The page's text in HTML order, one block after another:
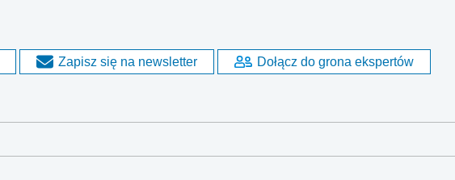
Zapisz się na newsletter Dołącz do grona ekspertów